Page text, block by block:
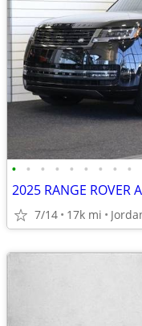
• • • • • • • • •
7/14 17k mi